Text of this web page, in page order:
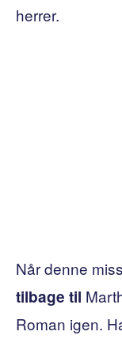
herrer.
Når denne
tilbage til
Roman igen.